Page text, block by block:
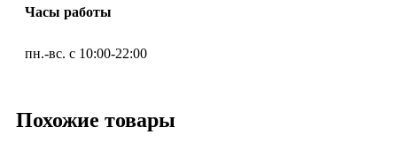
Часы работы
пн.-вс. с 10:00-22:00
Похожие товары